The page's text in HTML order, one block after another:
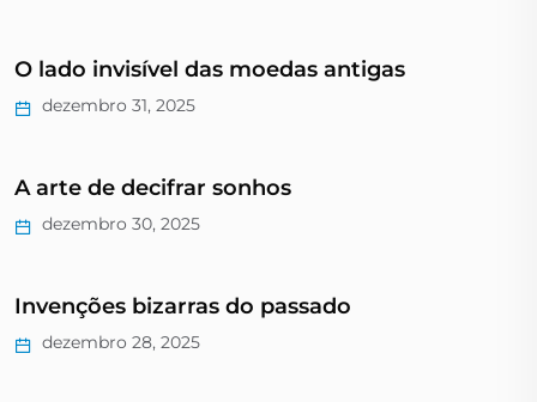
O lado invisível das moedas antigas
dezembro 31, 2025
A arte de decifrar sonhos
dezembro 30, 2025
Invenções bizarras do passado
dezembro 28, 2025